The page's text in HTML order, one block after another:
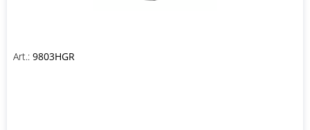
Art.: 9803HGR